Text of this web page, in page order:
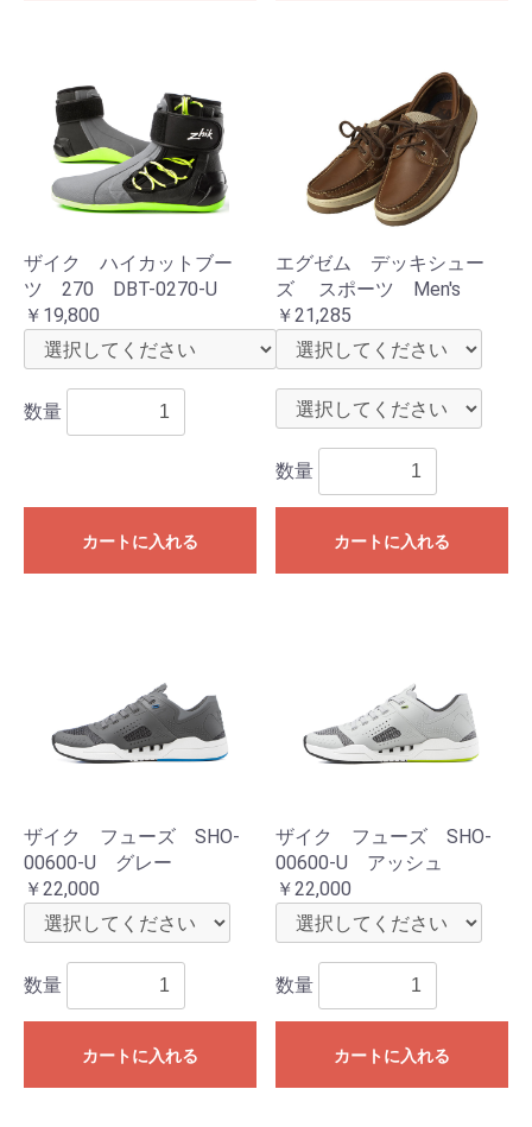
ザイク ハイカットブー
ツ 270 DBT-0270-U
￥19,800
数量
カートに入れる
エグゼム デッキシュー
ズ スポーツ Men's
￥21,285
数量
カートに入れる
ザイク フューズ SHO-
00600-U グレー
￥22,000
数量
カートに入れる
ザイク フューズ SHO-
00600-U アッシュ
￥22,000
数量
カートに入れる